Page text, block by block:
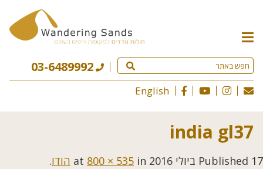
תפריט
האתר
03-6489992
English
india gl37
Published 17 ביולי 2016 800 × 535 in הודו.